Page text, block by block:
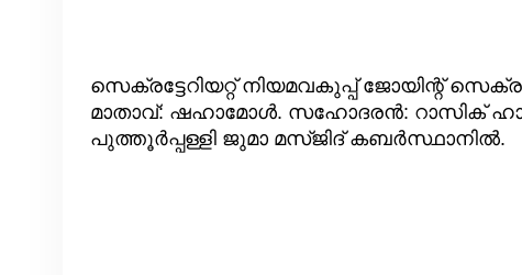
സെക്രട്ടേറിയറ്റ് നിയമവകുപ്പ് ജോയിന്റ്
മാതാവ്: ഷഹാമോൾ. സഹോദരൻ: റാസിക്
പുത്തൂർപ്പള്ളി ജുമാ മസ്ജിദ് കബർസ്ഥാനിൽ.